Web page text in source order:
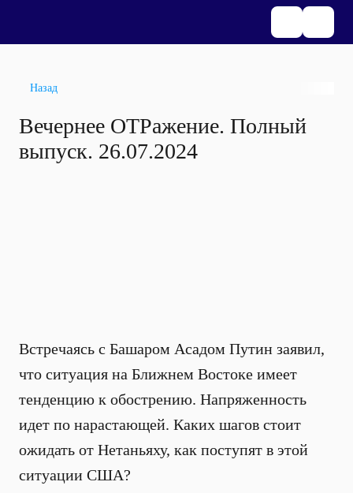
Назад
Вечернее ОТРажение. Полный
выпуск. 26.07.2024
Встречаясь с Башаром Асадом Путин заявил,
что ситуация на Ближнем Востоке имеет
тенденцию к обострению. Напряженность
идет по нарастающей. Каких шагов стоит
ожидать от Нетаньяху, как поступят в этой
ситуации США?